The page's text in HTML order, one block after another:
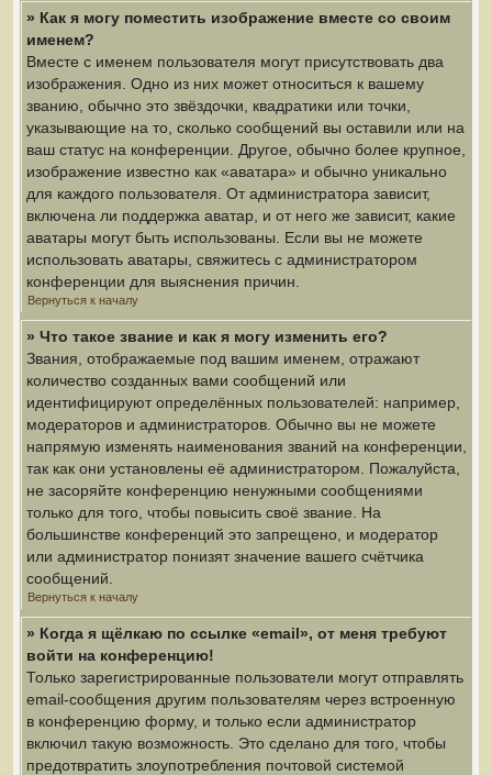
» Как я могу поместить изображение вместе со своим
именем?
Вместе с именем пользователя могут присутствовать два
изображения. Одно из них может относиться к вашему
званию, обычно это звёздочки, квадратики или точки,
указывающие на то, сколько сообщений вы оставили или на
ваш статус на конференции. Другое, обычно более крупное,
изображение известно как «аватара» и обычно уникально
для каждого пользователя. От администратора зависит,
включена ли поддержка аватар, и от него же зависит, какие
аватары могут быть использованы. Если вы не можете
использовать аватары, свяжитесь с администратором
конференции для выяснения причин.
Вернуться к началу
» Что такое звание и как я могу изменить его?
Звания, отображаемые под вашим именем, отражают
количество созданных вами сообщений или
идентифицируют определённых пользователей: например,
модераторов и администраторов. Обычно вы не можете
напрямую изменять наименования званий на конференции,
так как они установлены её администратором. Пожалуйста,
не засоряйте конференцию ненужными сообщениями
только для того, чтобы повысить своё звание. На
большинстве конференций это запрещено, и модератор
или администратор понизят значение вашего счётчика
сообщений.
Вернуться к началу
» Когда я щёлкаю по ссылке «email», от меня требуют
войти на конференцию!
Только зарегистрированные пользователи могут отправлять
email-сообщения другим пользователям через встроенную
в конференцию форму, и только если администратор
включил такую возможность. Это сделано для того, чтобы
предотвратить злоупотребления почтовой системой